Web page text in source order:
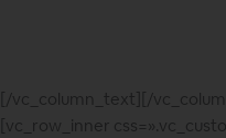
[/vc_column_text][/
[vc_row_inner